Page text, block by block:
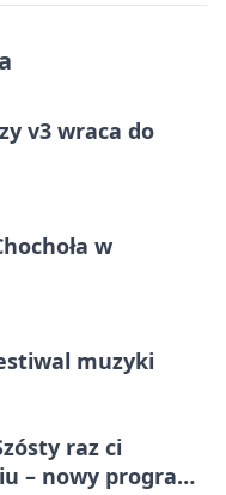
v3 wraca do
w
muzyki
raz ci
– nowy program